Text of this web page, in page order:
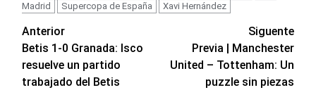
Madrid
Supercopa de España Xavi Hernández
Navegación
de
entradas
Anterior
Betis 1-0 Granada: Isco
resuelve un partido
trabajado del Betis
Siguente
Previa | Manchester
United – Tottenham: Un
puzzle sin piezas